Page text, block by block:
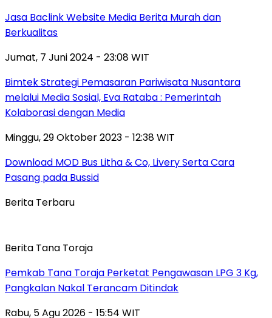
Jasa Baclink Website Media Berita Murah dan
Berkualitas
Jumat, 7 Juni 2024 - 23:08 WIT
Bimtek Strategi Pemasaran Pariwisata Nusantara
melalui Media Sosial, Eva Rataba : Pemerintah
Kolaborasi dengan Media
Minggu, 29 Oktober 2023 - 12:38 WIT
Download MOD Bus Litha & Co, Livery Serta Cara
Pasang pada Bussid
Berita Terbaru
Berita Tana Toraja
Pemkab Tana Toraja Perketat Pengawasan LPG 3 Kg,
Pangkalan Nakal Terancam Ditindak
Rabu, 5 Agu 2026 - 15:54 WIT